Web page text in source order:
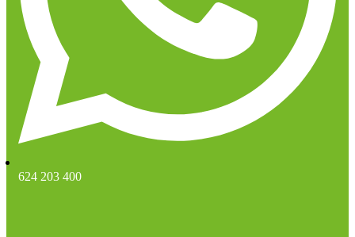
624 203 400